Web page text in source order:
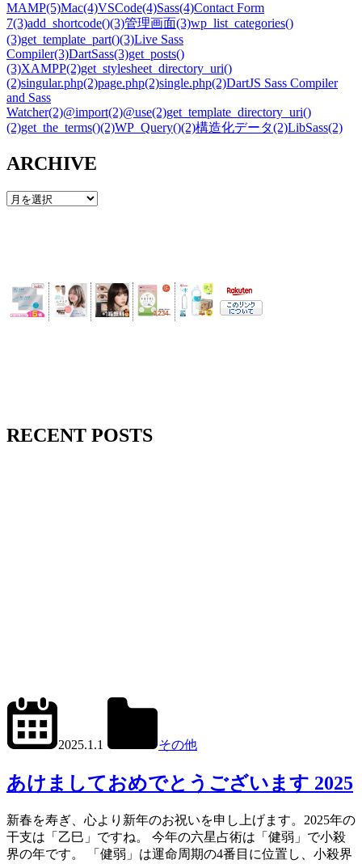
MAMP(5)Mac(4)VSCode(4)Sass(4)Contact Form
7(3)add_shortcode()(3)管理画面(3)wp_list_categories()
(3)get_template_part()(3)Live Sass
Compiler(3)DartSass(3)get_posts()
(3)XAMPP(2)get_stylesheet_directory_uri()
(2)singular.php(2)page.php(2)single.php(2)DartJS Sass Compiler
and Sass
Watcher(2)@import(2)@use(2)get_template_directory_uri()
(2)get_the_terms()(2)WP_Query()(2)構造化データ(2)LibSass(2)
ARCHIVE
RECENT POSTS
2025.1.1 その他
あけましておめでとうございます 2025
新春を寿ぎ、心より新年のお祝いを申し上げます。2025年の
干支は「乙巳」ですね。 今年の六星占術は「健弱」で小殺
界の年です。 「健弱」は運命周期の4番目に位置し、小殺界